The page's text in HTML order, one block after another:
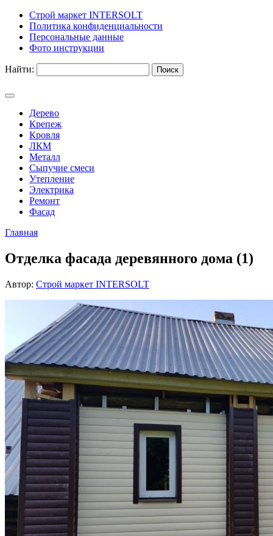
Строй маркет INTERSOLT
Политика конфиденциальности
Персональные данные
Фото инструкции
Найти:
Дерево
Крепеж
Кровля
ЛКМ
Металл
Сыпучие смеси
Утепление
Электрика
Ремонт
Фасад
Главная
Отделка фасада деревянного дома (1)
Автор: Строй маркет INTERSOLT